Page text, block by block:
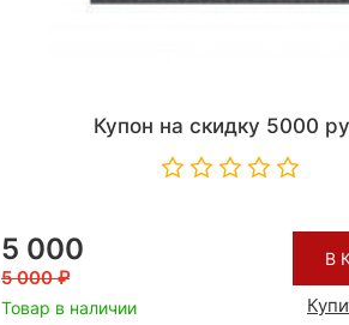
Купон на скидку 5000
5 000
5 000
Товар в наличии
В